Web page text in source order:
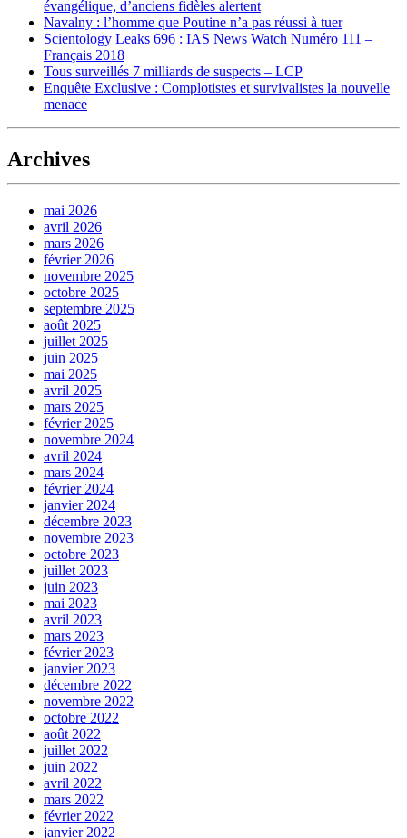
évangélique, d’anciens fidèles alertent
Navalny : l’homme que Poutine n’a pas réussi à tuer
Scientology Leaks 696 : IAS News Watch Numéro 111 –
Français 2018
Tous surveillés 7 milliards de suspects – LCP
Enquête Exclusive : Complotistes et survivalistes la nouvelle
menace
Archives
mai 2026
avril 2026
mars 2026
février 2026
novembre 2025
octobre 2025
septembre 2025
août 2025
juillet 2025
juin 2025
mai 2025
avril 2025
mars 2025
février 2025
novembre 2024
avril 2024
mars 2024
février 2024
janvier 2024
décembre 2023
novembre 2023
octobre 2023
juillet 2023
juin 2023
mai 2023
avril 2023
mars 2023
février 2023
janvier 2023
décembre 2022
novembre 2022
octobre 2022
août 2022
juillet 2022
juin 2022
avril 2022
mars 2022
février 2022
janvier 2022